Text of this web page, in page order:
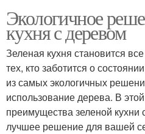
Экологичное
кухня с деревом
Зеленая кухня становится
тех, кто заботится о
из самых экологичных
использование дерева. В
преимущества зеленой кухни
лучшее решение для вашей